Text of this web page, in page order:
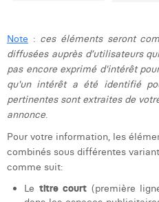
Note :ces éléments seront
diffusées auprès d’utilisateurs
pas encore exprimé d'intérêt
qu'un intérêt a été identifié
pertinentes sont extraites de
annonce
Pour votre information, les
combinés sous différentes
comme suit:
Le titre court (première